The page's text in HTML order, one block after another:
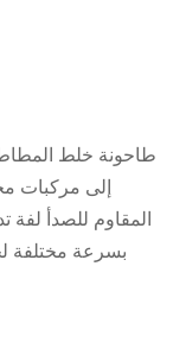
طاحونة خلط
إلى مركبات
المقاوم للصدأ
بسرعة مختلفة